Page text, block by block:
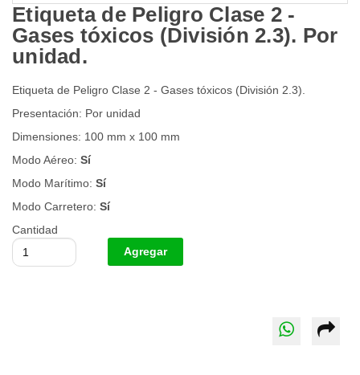
Etiqueta de Peligro Clase 2 -
Gases tóxicos (División 2.3). Por
unidad.
Etiqueta de Peligro Clase 2 - Gases tóxicos (División 2.3).
Presentación: Por unidad
Dimensiones: 100 mm x 100 mm
Modo Aéreo: Sí
Modo Marítimo: Sí
Modo Carretero: Sí
Cantidad